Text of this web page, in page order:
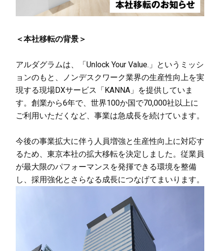
＜本社移転の背景＞
アルダグラムは、「Unlock Your Value.」というミッシ
ョンのもと、ノンデスクワーク業界の生産性向上を実
現する現場DXサービス「KANNA」を提供していま
す。創業から6年で、世界100か国で70,000社以上に
ご利用いただくなど、事業は急成長を続けています。
今後の事業拡大に伴う人員増強と生産性向上に対応す
るため、東京本社の拡大移転を決定しました。従業員
が最大限のパフォーマンスを発揮できる環境を整備
し、採用強化とさらなる成長につなげてまいります。